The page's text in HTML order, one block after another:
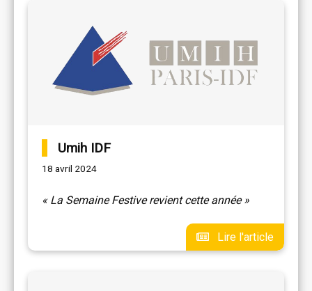
Umih IDF
18 avril 2024
« La Semaine Festive revient cette année »
Lire l'article